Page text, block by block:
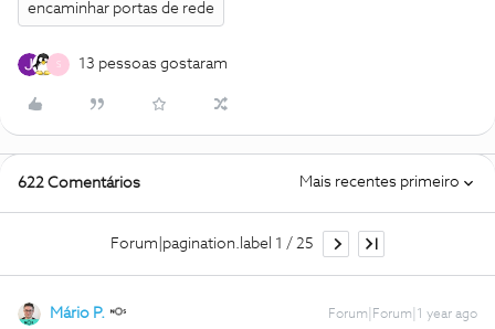
encaminhar portas de rede
S 13 pessoas gostaram
622 Comentários Mais recentes primeiro
Forum|pagination.label 1 / 25
Mário P. Forum|Forum|1 year ago